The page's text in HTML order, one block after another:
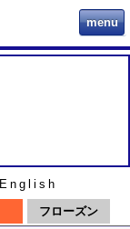
menu
English
フローズン